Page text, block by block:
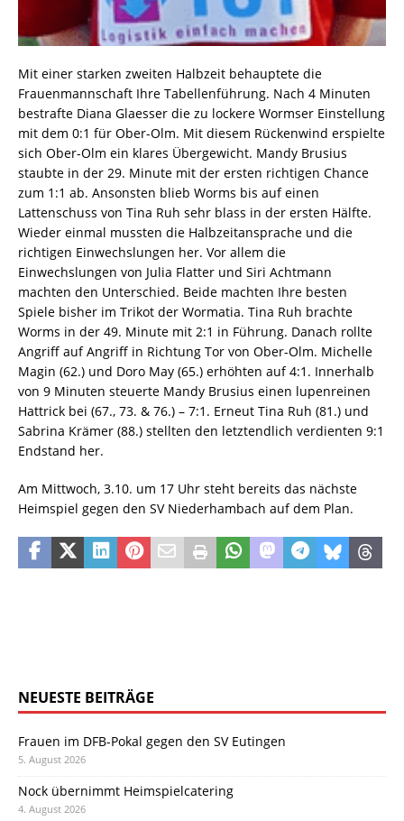
Mit einer starken zweiten Halbzeit behauptete die
Frauenmannschaft Ihre Tabellenführung. Nach 4 Minuten
bestrafte Diana Glaesser die zu lockere Wormser Einstellung
mit dem 0:1 für Ober-Olm. Mit diesem Rückenwind erspielte
sich Ober-Olm ein klares Übergewicht. Mandy Brusius
staubte in der 29. Minute mit der ersten richtigen Chance
zum 1:1 ab. Ansonsten blieb Worms bis auf einen
Lattenschuss von Tina Ruh sehr blass in der ersten Hälfte.
Wieder einmal mussten die Halbzeitansprache und die
richtigen Einwechslungen her. Vor allem die
Einwechslungen von Julia Flatter und Siri Achtmann
machten den Unterschied. Beide machten Ihre besten
Spiele bisher im Trikot der Wormatia. Tina Ruh brachte
Worms in der 49. Minute mit 2:1 in Führung. Danach rollte
Angriff auf Angriff in Richtung Tor von Ober-Olm. Michelle
Magin (62.) und Doro May (65.) erhöhten auf 4:1. Innerhalb
von 9 Minuten steuerte Mandy Brusius einen lupenreinen
Hattrick bei (67., 73. & 76.) – 7:1. Erneut Tina Ruh (81.) und
Sabrina Krämer (88.) stellten den letztendlich verdienten 9:1
Endstand her.
Am Mittwoch, 3.10. um 17 Uhr steht bereits das nächste
Heimspiel gegen den SV Niederhambach auf dem Plan.
NEUESTE BEITRÄGE
Frauen im DFB-Pokal gegen den SV Eutingen
5. August 2026
Nock übernimmt Heimspielcatering
4. August 2026